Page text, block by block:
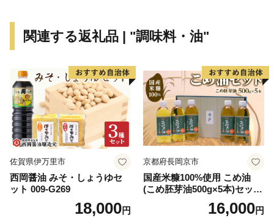
関連する返礼品 | "調味料・油"
佐賀県伊万里市
西岡醤油 みそ・しょうゆセ
ット 009-G269
18,000円
京都府長岡京市
国産米糠100%使用 こめ油
(こめ胚芽油500g×5本)セット
16,000円